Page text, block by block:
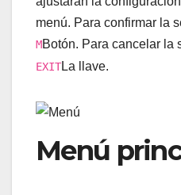
menú. Para confirmar la
MBotón. Para cancelar la
EXITLa llave.
Menú